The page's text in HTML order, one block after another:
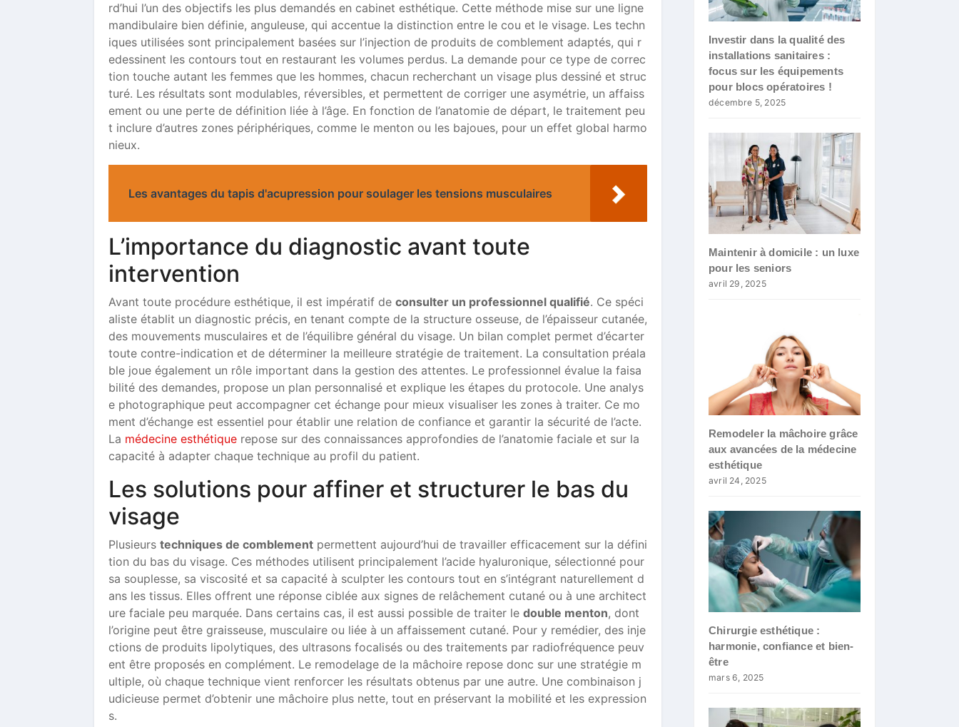
rd’hui l’un des objectifs les plus demandés en cabinet esthétique. Cette méthode mise sur une ligne
mandibulaire bien définie, anguleuse, qui accentue la distinction entre le cou et le visage. Les techn
iques utilisées sont principalement basées sur l’injection de produits de comblement adaptés, qui r
edessinent les contours tout en restaurant les volumes perdus. La demande pour ce type de correc
tion touche autant les femmes que les hommes, chacun recherchant un visage plus dessiné et struc
turé. Les résultats sont modulables, réversibles, et permettent de corriger une asymétrie, un affaiss
ement ou une perte de définition liée à l’âge. En fonction de l’anatomie de départ, le traitement peu
t inclure d’autres zones périphériques, comme le menton ou les bajoues, pour un effet global harmo
nieux.
Les avantages du tapis d'acupression pour soulager les tensions musculaires
L’importance du diagnostic avant toute
intervention
Avant toute procédure esthétique, il est impératif de consulter un professionnel qualifié. Ce spéci
aliste établit un diagnostic précis, en tenant compte de la structure osseuse, de l’épaisseur cutanée,
des mouvements musculaires et de l’équilibre général du visage. Un bilan complet permet d’écarter
toute contre-indication et de déterminer la meilleure stratégie de traitement. La consultation préala
ble joue également un rôle important dans la gestion des attentes. Le professionnel évalue la faisa
bilité des demandes, propose un plan personnalisé et explique les étapes du protocole. Une analys
e photographique peut accompagner cet échange pour mieux visualiser les zones à traiter. Ce mo
ment d’échange est essentiel pour établir une relation de confiance et garantir la sécurité de l’acte.
La médecine esthétique repose sur des connaissances approfondies de l’anatomie faciale et sur la
capacité à adapter chaque technique au profil du patient.
Les solutions pour affiner et structurer le bas du
visage
Plusieurs techniques de comblement permettent aujourd’hui de travailler efficacement sur la défini
tion du bas du visage. Ces méthodes utilisent principalement l’acide hyaluronique, sélectionné pour
sa souplesse, sa viscosité et sa capacité à sculpter les contours tout en s’intégrant naturellement d
ans les tissus. Elles offrent une réponse ciblée aux signes de relâchement cutané ou à une architect
ure faciale peu marquée. Dans certains cas, il est aussi possible de traiter le double menton, dont
l’origine peut être graisseuse, musculaire ou liée à un affaissement cutané. Pour y remédier, des inje
ctions de produits lipolytiques, des ultrasons focalisés ou des traitements par radiofréquence peuv
ent être proposés en complément. Le remodelage de la mâchoire repose donc sur une stratégie m
ultiple, où chaque technique vient renforcer les résultats obtenus par une autre. Une combinaison j
udicieuse permet d’obtenir une mâchoire plus nette, tout en préservant la mobilité et les expression
s.
Investir dans la qualité des
installations sanitaires :
focus sur les équipements
pour blocs opératoires !
décembre 5, 2025
Maintenir à domicile : un luxe
pour les seniors
avril 29, 2025
Remodeler la mâchoire grâce
aux avancées de la médecine
esthétique
avril 24, 2025
Chirurgie esthétique :
harmonie, confiance et bien-
être
mars 6, 2025